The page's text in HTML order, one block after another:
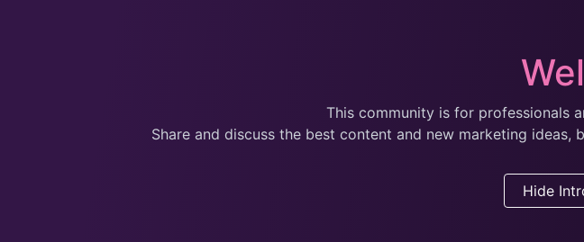
This community is for professionals
Share and discuss the best content and new marketing
Hide